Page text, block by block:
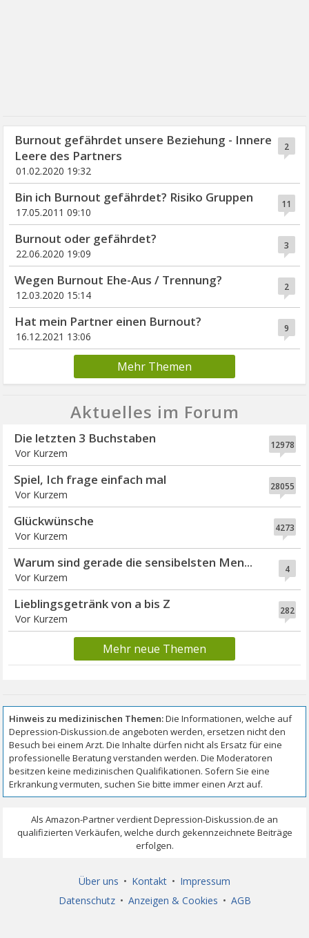
2
Burnout gefährdet unsere Beziehung - Innere
Leere des Partners
01.02.2020 19:32
11
Bin ich Burnout gefährdet? Risiko Gruppen
17.05.2011 09:10
3
Burnout oder gefährdet?
22.06.2020 19:09
2
Wegen Burnout Ehe-Aus / Trennung?
12.03.2020 15:14
9
Hat mein Partner einen Burnout?
16.12.2021 13:06
Mehr Themen
Aktuelles im Forum
12978
Die letzten 3 Buchstaben
Vor Kurzem
28055
Spiel, Ich frage einfach mal
Vor Kurzem
4273
Glückwünsche
Vor Kurzem
4
Warum sind gerade die sensibelsten Men...
Vor Kurzem
282
Lieblingsgetränk von a bis Z
Vor Kurzem
Mehr neue Themen
Über uns • Kontakt • Impressum
Datenschutz • Anzeigen & Cookies • AGB